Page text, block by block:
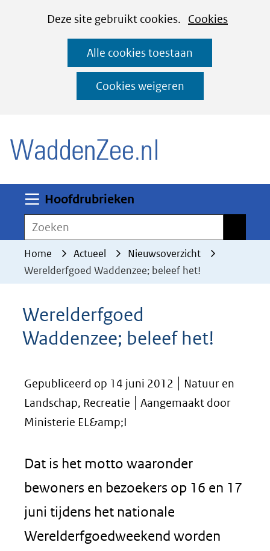
CookiesDeze site gebruikt cookies. Cookies
deze
worden
toegestaan
geweigerd.
Alle cookies toestaan
Cookies weigeren
Ga
naar
de
inhoud
Hoofdrubrieken
Zoeken
Home Actueel
Nieuwsoverzicht
Werelderfgoed Waddenzee; beleef het!
Werelderfgoed
Waddenzee; beleef het!
Gepubliceerd op 14 juni 2012
Natuur en
Landschap, Recreatie
Aangemaakt door
Ministerie EL&amp;I
Dat is het motto waaronder
bewoners en bezoekers op 16 en 17
juni tijdens het nationale
Werelderfgoedweekend worden